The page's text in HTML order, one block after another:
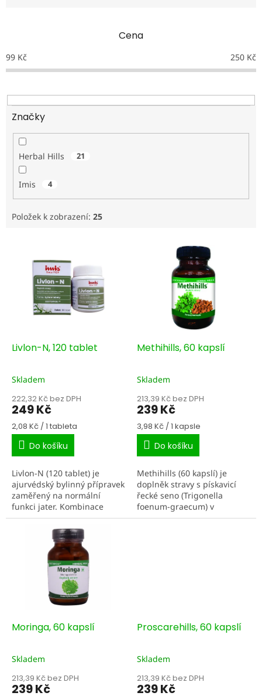
p
r
o
u
Cena
99 Kč 250 Kč
Značky
Herbal Hills 21
Imis 4
Položek k zobrazení: 25
d
ů
Livlon-N, 120 tablet
Skladem
222,32 Kč bez DPH
249 Kč
Měrná
cena:
2,08 Kč / 1 tableta
Do košíku
Livlon-N (120 tablet) je
ajurvédský bylinný přípravek
zaměřený na normální
funkci jater. Kombinace
tradičně používaných rostlin
je spojována s podporou
regenerace jaterních...
Methihills, 60 kapslí
Skladem
213,39 Kč bez DPH
239 Kč
Měrná
cena:
3,98 Kč / 1 kapsle
Do košíku
Methihills (60 kapslí) je
doplněk stravy s pískavicí
řecké seno (Trigonella
foenum-graecum) v
promyšlené kombinaci
Moringa, 60 kapslí
Skladem
213,39 Kč bez DPH
239 Kč
Proscarehills, 60 kapslí
Skladem
213,39 Kč bez DPH
239 Kč